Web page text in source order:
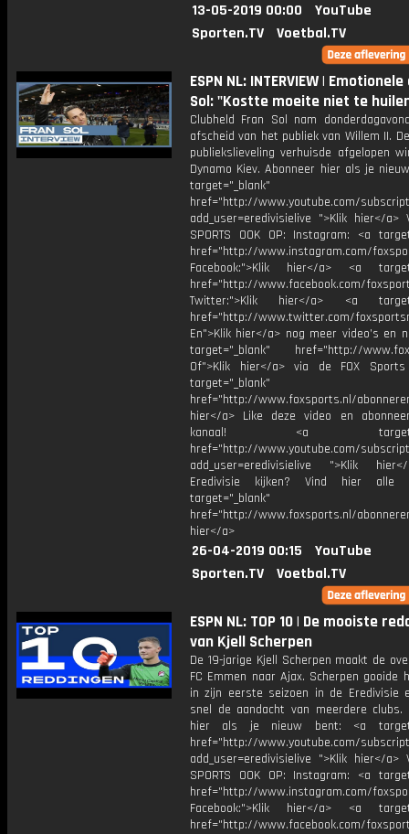
13-05-2019 00:00
YouTube
Sporten.TV
Voetbal.TV
ESPN NL: INTERVIEW |
Sol: "Kostte moeite niet te
Clubheld Fran Sol nam
afscheid van het publiek van Willem II.
publiekslieveling verhuisde afgelopen
Dynamo Kiev. Abonneer hier als je
target="_blank"
href="http://www.youtube.com/
add_user=eredivisielive ">Klik hier</a>
SPORTS OOK OP: Instagram: <a
href="http://www.instagram.com/
Facebook:">Klik hier</a> <a
href="http://www.facebook.com/
Twitter:">Klik hier</a> <a
href="http://www.twitter.com/
En">Klik hier</a> nog meer video’s en
target="_blank" href="http://
Of">Klik hier</a> via de FOX
target="_blank"
href="http://www.foxsports.nl/
hier</a> Like deze video en
kanaal! <a
href="http://www.youtube.com/
add_user=eredivisielive ">Klik
Eredivisie kijken? Vind hier alle
target="_blank"
href="http://www.foxsports.nl/
hier</a>
26-04-2019 00:15
YouTube
Sporten.TV
Voetbal.TV
ESPN NL: TOP 10 | De mooiste
van Kjell Scherpen
De 19-jarige Kjell Scherpen maakt de
FC Emmen naar Ajax. Scherpen gooide
in zijn eerste seizoen in de Eredivisie
snel de aandacht van meerdere clubs.
hier als je nieuw bent: <a
href="http://www.youtube.com/
add_user=eredivisielive ">Klik hier</a>
SPORTS OOK OP: Instagram: <a
href="http://www.instagram.com/
Facebook:">Klik hier</a> <a
href="http://www.facebook.com/